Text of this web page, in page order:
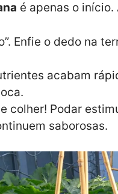
é apenas o
Enfie o dedo na
acabam
colher! Podar
saborosas.